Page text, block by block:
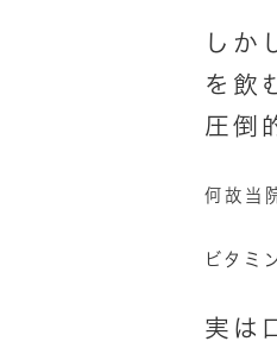
しか
を飲
圧倒
何故当
ビタミ
実は